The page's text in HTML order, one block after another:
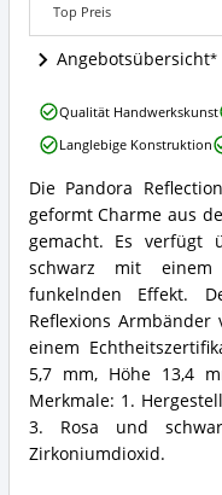
ist
dieser
Pandora
Clip-
Charm
erhältlich?
Top Preis
Angebotsübersicht
Pandora
-
Bead
Charms
Vergoldet
Zusammenfassung:
Was
bietet
dieser
Pandora
Reflexions
Clip-
Charm?
Die Pandora
geformt Charme aus
gemacht. Es verfügt
schwarz mit
funkelnden Effekt.
Reflexions
einem
5,7 mm, Höhe 13,4
Merkmale: 1.
3. Rosa und
Zirkoniumdioxid.
Pandora
Bead
Vergoldet
Vorteile:
Was
spricht
für
diesen
Pandora
Reflexions
Clip-
Charm?
Qualität Handwerkskunst
Langlebige Konstruktion